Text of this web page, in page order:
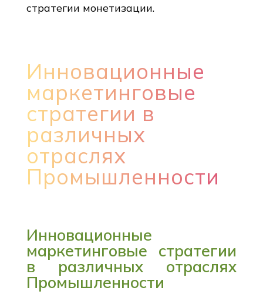
стратегии монетизации.
Инновационные
маркетинговые
стратегии в
различных
отраслях
Промышленности
Инновационные
маркетинговые стратегии
в различных отраслях
Промышленности